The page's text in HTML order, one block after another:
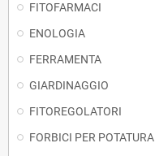
FITOFARMACI
ENOLOGIA
FERRAMENTA
GIARDINAGGIO
FITOREGOLATORI
FORBICI PER POTATURA